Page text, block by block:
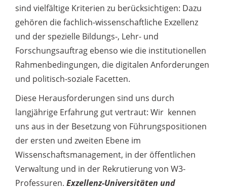
sind vielfältige Kriterien zu berücksichtigen: Dazu
gehören die fachlich-wissenschaftliche Exzellenz
und der spezielle Bildungs-, Lehr- und
Forschungsauftrag ebenso wie die institutionellen
Rahmenbedingungen, die digitalen Anforderungen
und politisch-soziale Facetten.
Diese Herausforderungen sind uns durch
langjährige Erfahrung gut vertraut: Wir kennen
uns aus in der Besetzung von Führungspositionen
der ersten und zweiten Ebene im
Wissenschaftsmanagement, in der öffentlichen
Verwaltung und in der Rekrutierung von W3-
Professuren. Exzellenz-Universitäten und